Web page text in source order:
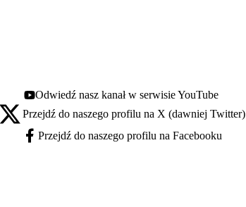
Youtube - otwiera się w nowej karcie
Odwiedź nasz kanał w serwisie YouTube
X - otwiera się w nowej karcie
Przejdź do naszego profilu na X (dawniej Twitter)
Facebook - otwiera się w nowej karcie
Przejdź do naszego profilu na Facebooku